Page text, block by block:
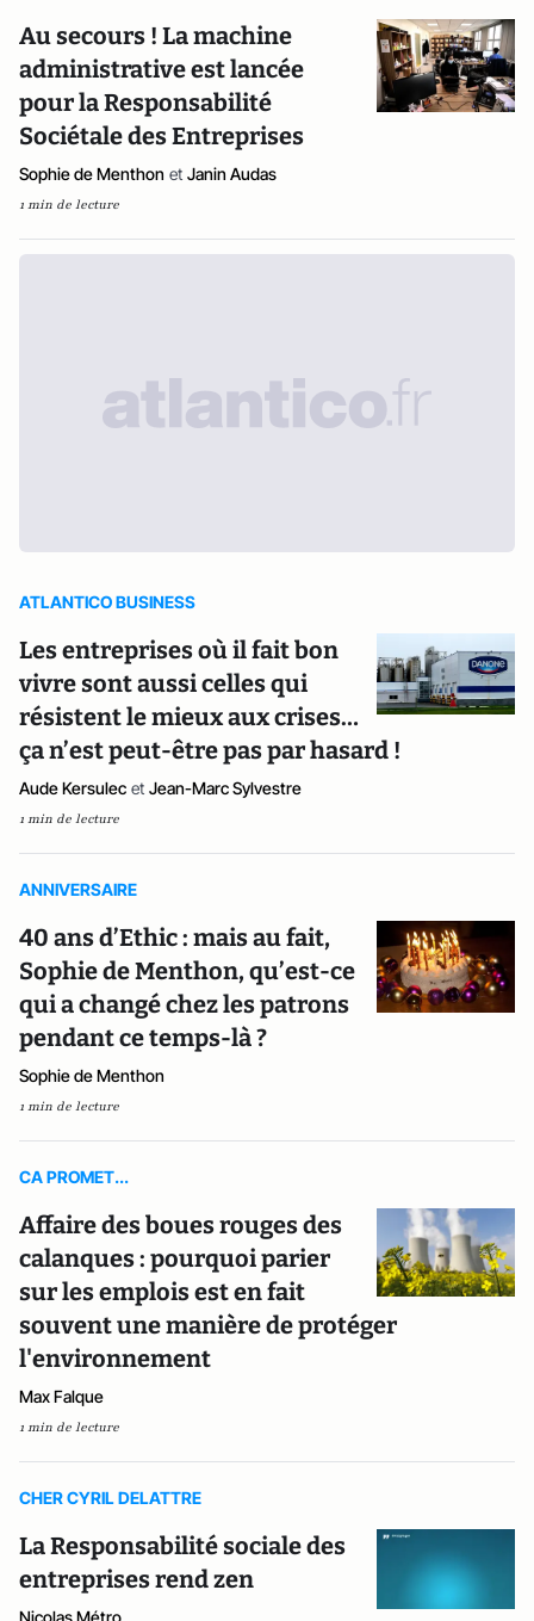
Au secours ! La machine
administrative est lancée
pour la Responsabilité
Sociétale des Entreprises
Sophie de Menthon et Janin Audas
1 min de lecture
ATLANTICO BUSINESS
Les entreprises où il fait bon
vivre sont aussi celles qui
résistent le mieux aux crises…
ça n’est peut-être pas par hasard !
Aude Kersulec et Jean-Marc Sylvestre
1 min de lecture
ANNIVERSAIRE
40 ans d’Ethic : mais au fait,
Sophie de Menthon, qu’est-ce
qui a changé chez les patrons
pendant ce temps-là ?
Sophie de Menthon
1 min de lecture
CA PROMET...
Affaire des boues rouges des
calanques : pourquoi parier
sur les emplois est en fait
souvent une manière de protéger
l'environnement
Max Falque
1 min de lecture
CHER CYRIL DELATTRE
La Responsabilité sociale des
entreprises rend zen
Nicolas Métro